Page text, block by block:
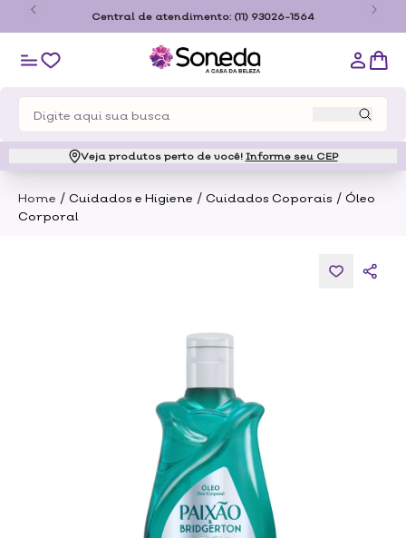
Central de atendimento: (11) 93026-1564
Veja produtos perto de você! Informe seu CEP
Home / Cuidados e Higiene / Cuidados Coporais / Óleo
Corporal